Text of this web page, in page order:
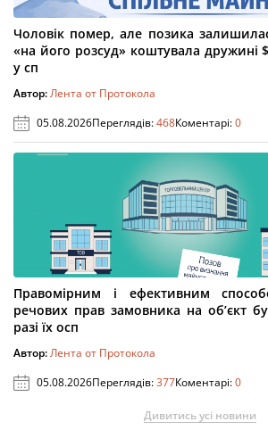
Чоловік помер, але позика
«на його розсуд» коштувала дружині
у сп
Автор:Лента от Протокола
05.08.2026Переглядів:468Коментарі:0
Правомірним і ефективним
речових прав замовника на об’єкт
разі їх осп
Автор:Лента от Протокола
05.08.2026Переглядів:377Коментарі:0
Дивитись усі новини